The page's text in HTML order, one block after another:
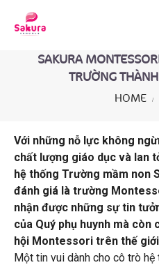
SAKURA
TRƯỜNG
HOME
Với những nỗ lực không
chất lượng giáo dục và lan
hệ thống Trường mầm non
đánh giá là trường
nhận được những sự tin
của Quý phụ huynh mà
hội Montessori trên thế
Một tin vui dành cho cô trò